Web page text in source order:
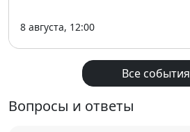
8 августа, 12:00
Все события
Вопросы и ответы